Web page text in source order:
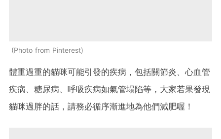
Photo from Pinterest
體重過重的貓咪可能引發的疾病，包括關節炎、心血管
疾病、糖尿病、呼吸疾病如氣管塌陷等，大家若果發現
貓咪過胖的話，請務必循序漸進地為他們減肥喔！